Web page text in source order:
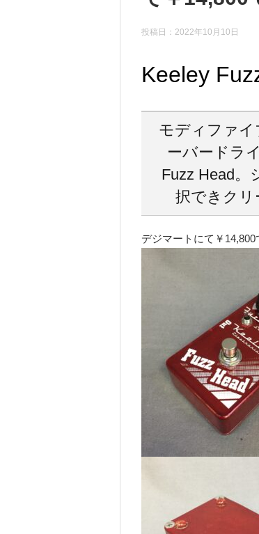
投稿日：2022年10月10日
Keeley
モディファイ
ーバードラ
Fuzz Head。
択できクリ
デジマートにて￥14,800